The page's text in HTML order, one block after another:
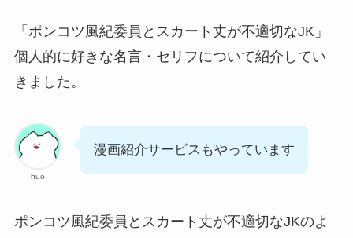
「ポンコツ風紀委員とスカート丈が不適切なJK」
個人的に好きな名言・セリフについて紹介してい
きました。
huo
漫画紹介サービスもやっています
ポンコツ風紀委員とスカート丈が不適切なJKのよ